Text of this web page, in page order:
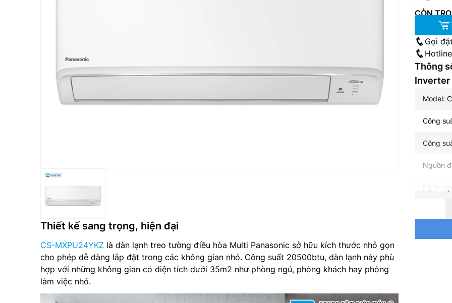
Thiết kế sang trọng, hiện đại
CS-MXPU24YKZ là dàn lạnh treo tường điều hòa Multi Panasonic sở hữu kích thước nhỏ gọn
cho phép dễ dàng lắp đặt trong các không gian nhỏ. Công suất 20500btu, dàn lạnh này phù
hợp với những không gian có diện tích dưới 35m2 như phòng ngủ, phòng khách hay phòng
làm việc nhỏ.
CÒN
Gọi
Thông
Inverter
Model:
Công
Công
Nguồn
Độ ồn
Lưu
Công
Công
Kích